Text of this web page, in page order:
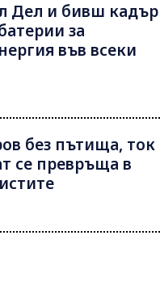
Дeл и бивш кадър
за
във всеки
без пътища, ток
се превръща в